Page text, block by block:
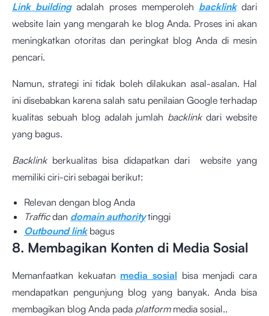
Link buildingadalah proses memperoleh backlinkdari
website lain yang mengarah ke blog Anda. Proses ini akan
meningkatkan otoritas dan peringkat blog Anda di mesin
pencari.
Namun, strategi ini tidak boleh dilakukan asal-asalan. Hal
ini disebabkan karena salah satu penilaian Google terhadap
kualitas sebuah blog adalah jumlah backlinkdari website
yang bagus.
Backlink berkualitas bisa didapatkan dari website yang
memiliki ciri-ciri sebagai berikut:
Relevan dengan blog Anda
Trafficdan domain authority tinggi
Outbound link bagus
8. Membagikan Konten di Media Sosial
Memanfaatkan kekuatan media sosial bisa menjadi cara
mendapatkan pengunjung blog yang banyak. Anda bisa
membagikan blog Anda pada platform media sosial..